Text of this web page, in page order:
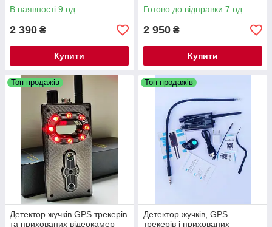
В наявності 9 од.
2 390 ₴
Купити
Готово до відправки 7 од.
2 950 ₴
Купити
Топ продажів
Детектор жучків GPS трекерів
та прихованих відеокамер
Топ продажів
Детектор жучків, GPS
трекерів і прихованих